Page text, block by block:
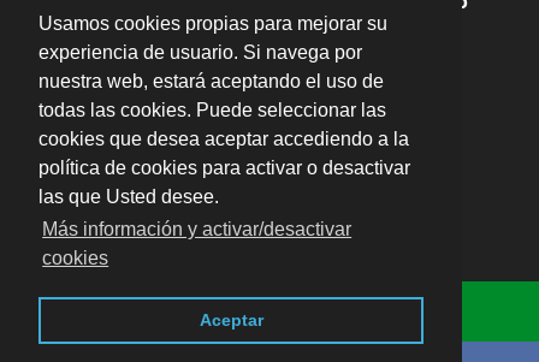
Usamos cookies propias para mejorar su
experiencia de usuario. Si navega por
nuestra web, estará aceptando el uso de
todas las cookies. Puede seleccionar las
cookies que desea aceptar accediendo a la
política de cookies para activar o desactivar
las que Usted desee.
Más información y activar/desactivar
cookies
Aceptar
Consulta Online
valoración 10/10
Enviar opinión
Plaza del Pilar, 16 Entlo. Oficina 5, 50003 –
Aviso legal · LSSI · Política de cookies · Política
·Blog-Descarga los impresos
del Ayuntamiento de Zaragoza